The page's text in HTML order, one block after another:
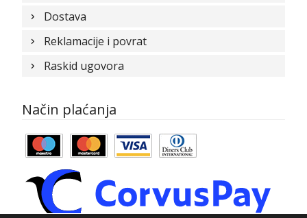
Dostava
Reklamacije i povrat
Raskid ugovora
Način plaćanja